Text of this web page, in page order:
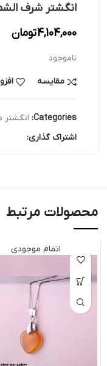
انگشتر شرف
4,104,000تومان
ناموجود
مقایسه
Categories: انگشتر
اشتراک گذاری:
محصولات مرتبط
اتمام موجودی